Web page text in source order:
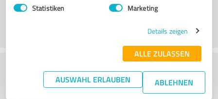
Statistiken Marketing
Details zeigen
ALLE ZULASSEN
AUSWAHL ERLAUBEN ABLEHNEN
Fiyat/performans oranı hakkında ne
düşünüyorsunuz?